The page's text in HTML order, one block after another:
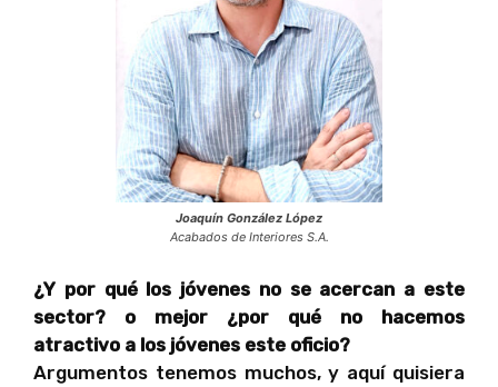
Joaquín González López
Acabados de Interiores S.A.
¿Y por qué los jóvenes no se acercan a este
sector? o mejor ¿por qué no hacemos
atractivo a los jóvenes este oficio?
Argumentos tenemos muchos, y aquí quisiera